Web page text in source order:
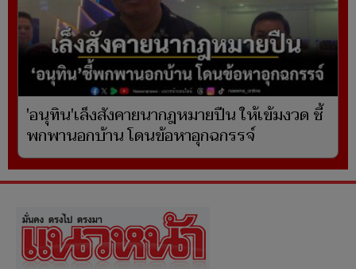
'อนุทิน'เล็งสังคายนากฎหมายปืน ให้เข้มงวด ชี้
พกพานอกบ้าน โดนข้อหาอุกฉกรรจ์